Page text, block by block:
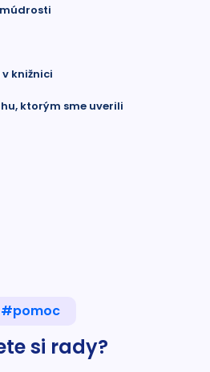
knižnici
ktorým sme uverili
#pomoc
si rady?